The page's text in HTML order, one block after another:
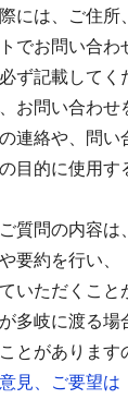
には、ご住所
でお問い合
ず記載してく
お問い合わせ
連絡や、問い
目的に使用す
質問の内容は
要約を行い
いただくこと
多岐に渡る場
とがあります
見、ご要望は